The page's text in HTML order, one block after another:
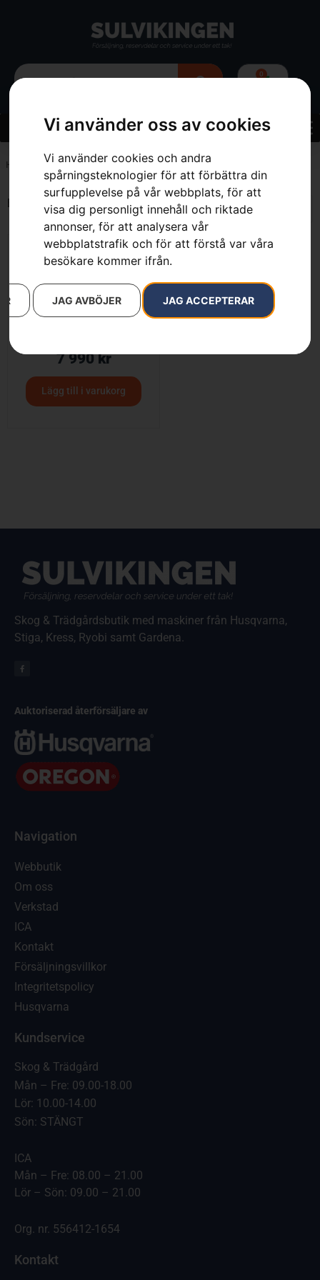
Vi använder oss av cookies
Vi använder cookies och andra
spårningsteknologier för att förbättra din
surfupplevelse på vår webbplats, för att
visa dig personligt innehåll och riktade
annonser, för att analysera vår
webbplatstrafik och för att förstå var våra
besökare kommer ifrån.
JAG ACCEPTERAR
JAG AVBÖJER
0
Hem 18 m³/min
Endast ett sökresultat
7 990kr
Lägg till i varukorg
Skog & Trädgårdsbutik med maskiner från Husqvarna,
Stiga, Kress, Ryobi samt Gardena.
Auktoriserad återförsäljare av
Navigation
Webbutik
Om oss
Verkstad
ICA
Kontakt
Försäljningsvillkor
Integritetspolicy
Husqvarna
Kundservice
Skog & Trädgård
Mån – Fre: 09.00-18.00
Lör: 10.00-14.00
Sön: STÄNGT
ICA
Mån – Fre: 08.00 – 21.00
Lör – Sön: 09.00 – 21.00
Org. nr. 556412-1654
Kontakt